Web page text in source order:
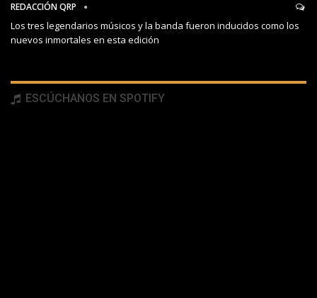
REDACCIÓN QRP
Los tres legendarios músicos y la banda fueron inducidos como los
nuevos inmortales en esta edición
ESCÚCHANOS EN SPOTIFY